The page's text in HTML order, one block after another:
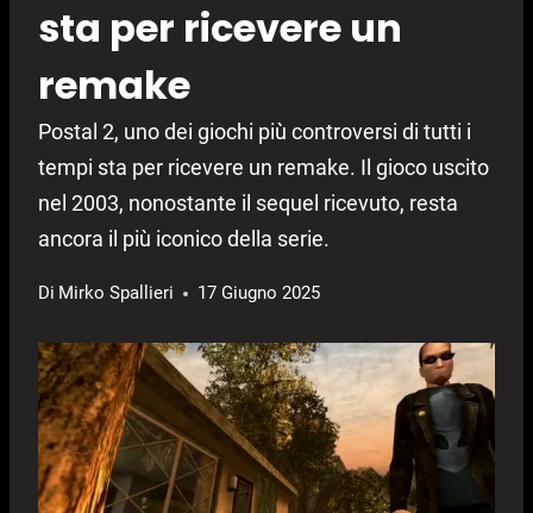
sta per ricevere un
remake
Postal 2, uno dei giochi più controversi di tutti i
tempi sta per ricevere un remake. Il gioco uscito
nel 2003, nonostante il sequel ricevuto, resta
ancora il più iconico della serie.
Di Mirko Spallieri 17 Giugno 2025